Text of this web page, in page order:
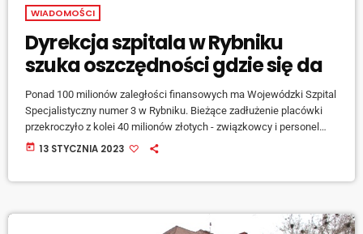
WIADOMOŚCI
Dyrekcja szpitala w Rybniku
szuka oszczędności gdzie się da
Ponad 100 milionów zaległości finansowych ma Wojewódzki Szpital
Specjalistyczny numer 3 w Rybniku. Bieżące zadłużenie placówki
przekroczyło z kolei 40 milionów złotych - związkowcy i personel
apelują o wdrożenie w placówce planu naprawczego. Dyrektor,
specjalizacji stracą nawet 2 tysiące […]
today 13 STYCZNIA 2023